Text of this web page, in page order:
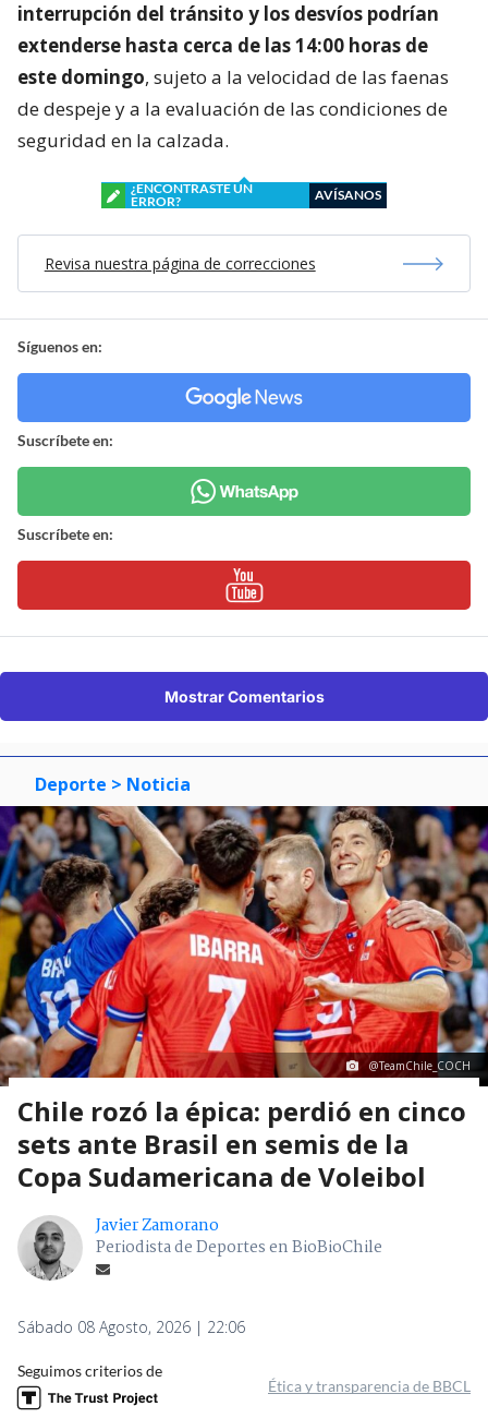
interrupción del tránsito y los desvíos podrían
extenderse hasta cerca de las 14:00 horas de
este domingo, sujeto a la velocidad de las faenas
de despeje y a la evaluación de las condiciones de
seguridad en la calzada.
¿ENCONTRASTE UN
ERROR?
AVÍSANOS
Revisa nuestra página de correcciones
Síguenos en:
Suscríbete en:
Suscríbete en:
Mostrar Comentarios
Deporte > Noticia
@TeamChile_COCH
Chile rozó la épica: perdió en cinco
sets ante Brasil en semis de la
Copa Sudamericana de Voleibol
Javier Zamorano
Periodista de Deportes en BioBioChile
Sábado 08 Agosto, 2026 | 22:06
Seguimos criterios de
Ética y transparencia de BBCL